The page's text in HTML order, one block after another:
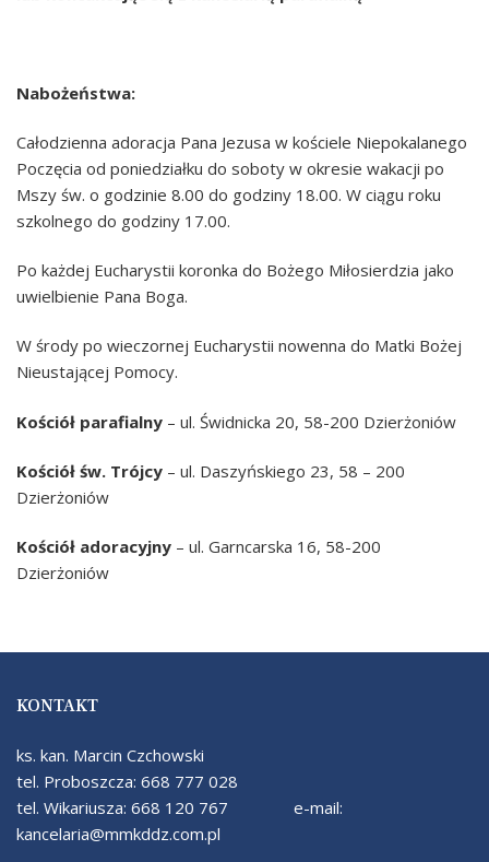
Nabożeństwa:
Całodzienna adoracja Pana Jezusa w kościele Niepokalanego
Poczęcia od poniedziałku do soboty w okresie wakacji po
Mszy św. o godzinie 8.00 do godziny 18.00. W ciągu roku
szkolnego do godziny 17.00.
Po każdej Eucharystii koronka do Bożego Miłosierdzia jako
uwielbienie Pana Boga.
W środy po wieczornej Eucharystii nowenna do Matki Bożej
Nieustającej Pomocy.
Kościół parafialny – ul. Świdnicka 20, 58-200 Dzierżoniów
Kościół św. Trójcy – ul. Daszyńskiego 23, 58 – 200
Dzierżoniów
Kościół adoracyjny – ul. Garncarska 16, 58-200
Dzierżoniów
KONTAKT
ks. kan. Marcin Czchowski
tel. Proboszcza: 668 777 028
tel. Wikariusza: 668 120 767 e-mail:
kancelaria@mmkddz.com.pl